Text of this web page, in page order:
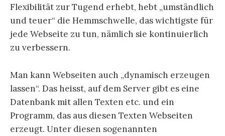
Flexibilität zur Tugend erhebt, hebt „umständlich
und teuer“ die Hemmschwelle, das wichtigste für
jede Webseite zu tun, nämlich sie kontinuierlich
zu verbessern.
Man kann Webseiten auch „dynamisch erzeugen
lassen“. Das heisst, auf dem Server gibt es eine
Datenbank mit allen Texten etc. und ein
Programm, das aus diesen Texten Webseiten
erzeugt. Unter diesen sogenannten